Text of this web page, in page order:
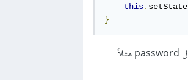
this. setState
}